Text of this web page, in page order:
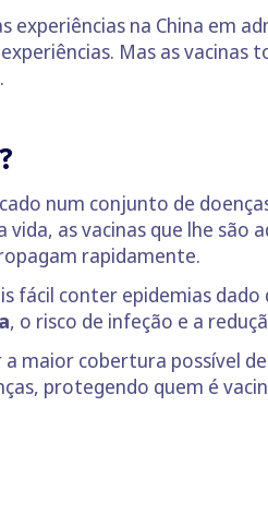
experiências na China em
Mas as
num conjunto de
vida, as vacinas que lhe
rapidamente.
fácil conter epidemias
, o risco de infeção e a
maior cobertura possível
protegendo quem é